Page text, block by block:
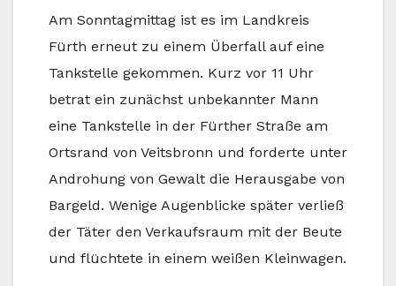
Am Sonntagmittag ist es im Landkreis
Fürth erneut zu einem Überfall auf eine
Tankstelle gekommen. Kurz vor 11 Uhr
betrat ein zunächst unbekannter Mann
eine Tankstelle in der Fürther Straße am
Ortsrand von Veitsbronn und forderte unter
Androhung von Gewalt die Herausgabe von
Bargeld. Wenige Augenblicke später verließ
der Täter den Verkaufsraum mit der Beute
und flüchtete in einem weißen Kleinwagen.